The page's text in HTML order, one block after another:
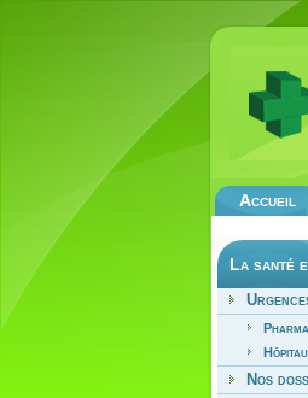
Accueil
La santé
Nos